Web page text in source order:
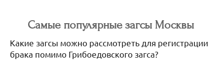
Самые популярные загсы Москвы
Какие загсы можно рассмотреть для регистрации
брака помимо Грибоедовского загса?